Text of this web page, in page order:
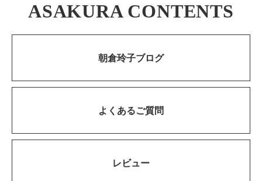
ASAKURA CONTENTS
朝倉玲子ブログ
よくあるご質問
レビュー